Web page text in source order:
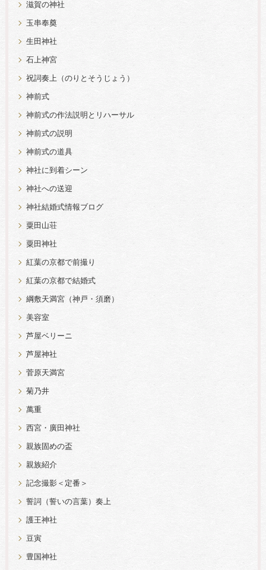
滋賀の神社
玉串奉奠
生田神社
石上神宮
祝詞奏上（のりとそうじょう）
神前式
神前式の作法説明とリハーサル
神前式の説明
神前式の道具
神社に到着シーン
神社への送迎
神社結婚式情報ブログ
粟田山荘
粟田神社
紅葉の京都で前撮り
紅葉の京都で結婚式
綱敷天満宮（神戸・須磨）
美容室
芦屋ベリーニ
芦屋神社
菅原天満宮
菊乃井
萬重
西宮・廣田神社
親族固めの盃
親族紹介
記念撮影＜定番＞
誓詞（誓いの言葉）奏上
護王神社
豆寅
豊国神社